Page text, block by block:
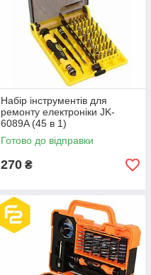
Набір інструментів для
ремонту електроніки JK-
6089A (45 в 1)
Готово до відправки
270 ₴